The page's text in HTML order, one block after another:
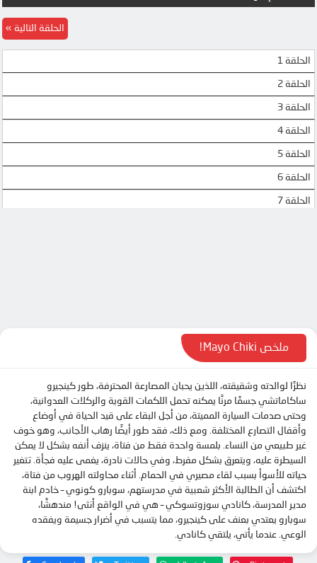
الحلقة 1
الحلقة 2
الحلقة 3
الحلقة 4
الحلقة 5
الحلقة 6
الحلقة 7
الحلقة 13
الحلقة التالية
ملخص Mayo Chiki!
نظرًا لوالدته وشقيقته، اللذين يحبان المصارعة المحترفة، طور كينجيرو
ساكاماتشي جسمًا مرنًا يمكنه تحمل اللكمات القوية والركلات العدوانية،
وحتى صدمات السيارة المميتة، من أجل البقاء على قيد الحياة في أوضاع
وأقفال التصارع المختلفة. ومع ذلك، فقد طور أيضًا رهاب الأجانب، وهو خوف
غير طبيعي من النساء. بلمسة واحدة فقط من فتاة، ينزف أنفه بشكل لا يمكن
السيطرة عليه، ويتعرق بشكل مفرط، وفي حالات نادرة، يغمى عليه فجأة. تتغير
حياته للأسوأ بسبب لقاء مصيري في الحمام. أثناء محاولته الهروب من فتاة،
اكتشف أن الطالبة الأكثر شعبية في مدرستهم، سوبارو كونوي – خادم ابنة
مدير المدرسة، كانادي سوزوتسوكي – هي في الواقع أنثى! مندهشًا،
سوبارو يعتدي بعنف على كينجيرو، مما يتسبب في أضرار جسيمة ويفقده
الوعي. عندما يأتي، يلتقي كانادي.